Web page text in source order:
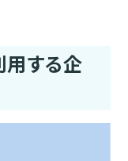
用する企